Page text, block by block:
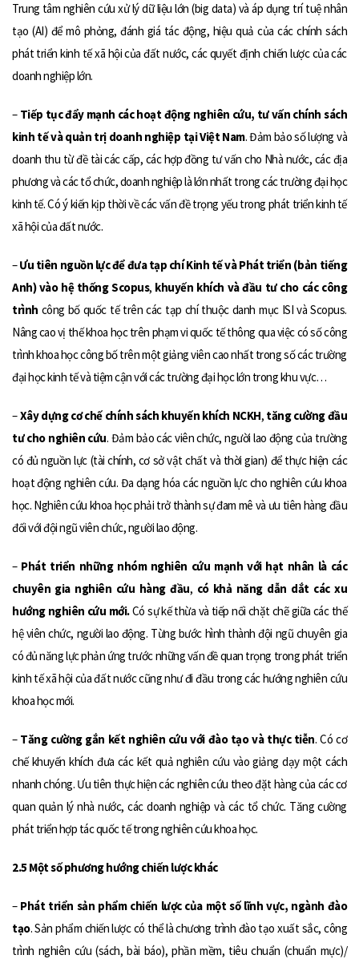
Trung tâm nghiên cứu xử lý dữ liệu lớn (big data) và áp dụng trí tuệ nhân
tạo (AI) để mô phỏng, đánh giá tác động, hiệu quả của các chính sách
phát triển kinh tế xã hội của đất nước, các quyết định chiến lược của các
doanh nghiệp lớn.
– Tiếp tục đẩy mạnh các hoạt động nghiên cứu, tư vấn chính sách
kinh tế và quản trị doanh nghiệp tại Việt Nam. Đảm bảo số lượng và
doanh thu từ đề tài các cấp, các hợp đồng tư vấn cho Nhà nước, các địa
phương và các tổ chức, doanh nghiệp là lớn nhất trong các trường đại học
kinh tế. Có ý kiến kịp thời về các vấn đề trọng yếu trong phát triển kinh tế
xã hội của đất nước.
–Ưu tiên nguồn lực để đưa tạp chí Kinh tế và Phát triển (bản tiếng
Anh) vào hệ thống Scopus, khuyến khích và đầu tư cho các công
trình công bố quốc tế trên các tạp chí thuộc danh mục ISI và Scopus.
Nâng cao vị thế khoa học trên phạm vi quốc tế thông qua việc có số công
trình khoa học công bố trên một giảng viên cao nhất trong số các trường
đại học kinh tế và tiệm cận với các trường đại học lớn trong khu vực…
–Xây dựng cơ chế chính sách khuyến khích NCKH, tăng cường đầu
tư cho nghiên cứu. Đảm bảo các viên chức, người lao động của trường
có đủ nguồn lực (tài chính, cơ sở vật chất và thời gian) để thực hiện các
hoạt động nghiên cứu. Đa dạng hóa các nguồn lực cho nghiên cứu khoa
học. Nghiên cứu khoa học phải trở thành sự đam mê và ưu tiên hàng đầu
đối với đội ngũ viên chức, người lao động.
– Phát triển những nhóm nghiên cứu mạnh với hạt nhân là các
chuyên gia nghiên cứu hàng đầu, có khả năng dẫn dắt các xu
hướng nghiên cứu mới.Có sự kế thừa và tiếp nối chặt chẽ giữa các thế
hệ viên chức, người lao động. Từng bước hình thành đội ngũ chuyên gia
có đủ năng lực phản ứng trước những vấn đề quan trọng trong phát triển
kinh tế xã hội của đất nước cũng như đi đầu trong các hướng nghiên cứu
khoa học mới.
– Tăng cường gắn kết nghiên cứu với đào tạo và thực tiễn. Có cơ
chế khuyến khích đưa các kết quả nghiên cứu vào giảng dạy một cách
nhanh chóng. Ưu tiên thực hiện các nghiên cứu theo đặt hàng của các cơ
quan quản lý nhà nước, các doanh nghiệp và các tổ chức. Tăng cường
phát triển hợp tác quốc tế trong nghiên cứu khoa học.
2.5 Một số phương hướng chiến lược khác
– Phát triển sản phẩm chiến lược của một số lĩnh vực, ngành đào
tạo. Sản phẩm chiến lược có thể là chương trình đào tạo xuất sắc, công
trình nghiên cứu (sách, bài báo), phần mềm, tiêu chuẩn (chuẩn mực)/